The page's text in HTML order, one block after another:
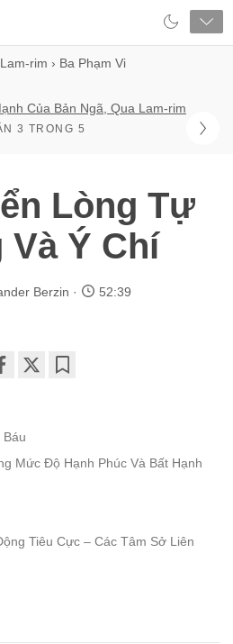
Lam-rim › Ba Phạm Vi
Của Bản Ngã, Qua Lam-rim
3 TRONG 5
Lòng Tự
Và Ý Chí
Berzin 52:39
Mức Độ Hạnh Phúc Và Bất Hạnh
Tiêu Cực – Các Tâm Sở Liên